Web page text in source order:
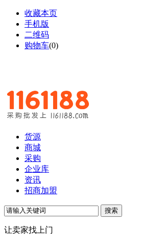
收藏本页
手机版
二维码
购物车(0)
货源
商城
采购
企业库
资讯
招商加盟
让卖家找上门